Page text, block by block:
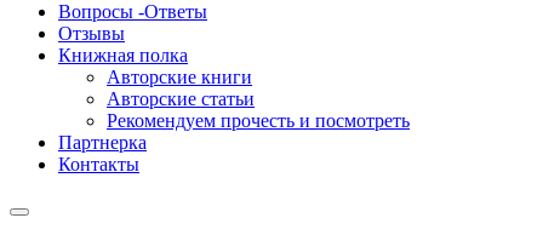
Вопросы -Ответы
Отзывы
Книжная полка
Авторские книги
Авторские статьи
Рекомендуем прочесть и посмотреть
Партнерка
Контакты